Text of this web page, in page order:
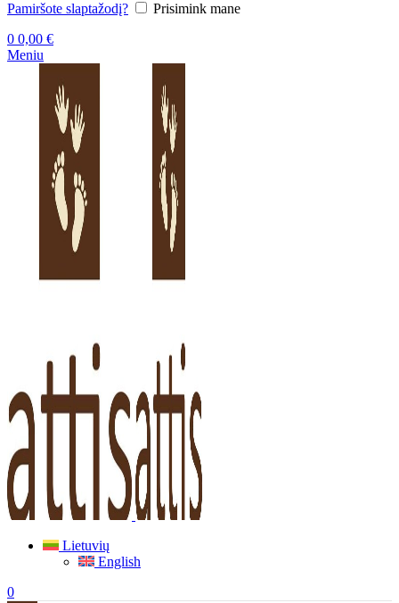
Pamiršote slaptažodį?
Prisimink mane
0 0,00 €
Meniu
Lietuvių
English
0